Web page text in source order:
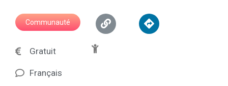
Communauté
Gratuit
Français